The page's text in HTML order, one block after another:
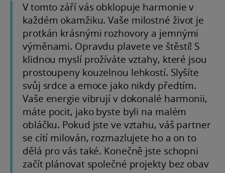
V tomto září vás obklopuje harmonie v
každém okamžiku. Vaše milostné život je
protkán krásnými rozhovory a jemnými
výměnami. Opravdu plavete ve štěstí! S
klidnou myslí prožíváte vztahy, které jsou
prostoupeny kouzelnou lehkostí. Slyšíte
svůj srdce a emoce jako nikdy předtím.
Vaše energie vibrují v dokonalé harmonii,
máte pocit, jako byste byli na malém
obláčku. Pokud jste ve vztahu, váš partner
se cítí milován, rozmazlujete ho a on to
dělá pro vás také. Konečně jste schopni
začít plánovat společné projekty bez obav